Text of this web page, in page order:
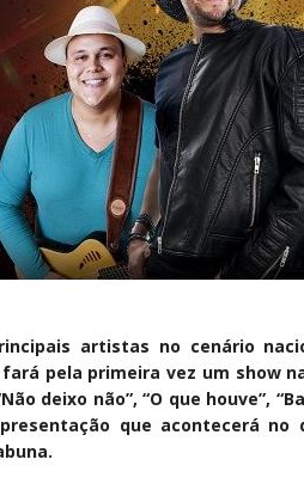
artistas no cenário
pela primeira vez um show
deixo não”, “O que houve”,
que acontecerá no